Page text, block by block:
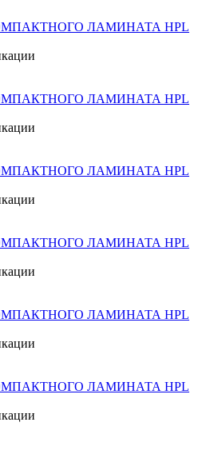
ЛАМИНАТА HPL
ЛАМИНАТА HPL
ЛАМИНАТА HPL
ЛАМИНАТА HPL
ЛАМИНАТА HPL
ЛАМИНАТА HPL